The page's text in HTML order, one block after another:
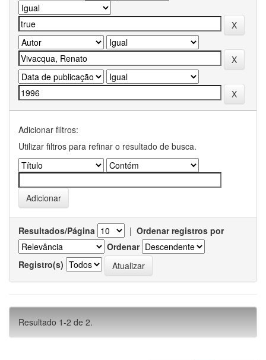
Adicionar filtros:
Utilizar filtros para refinar o resultado de busca.
Resultados/Página | Ordenar registros por
Ordenar
Registro(s)
Resultado 1-2 de 2.